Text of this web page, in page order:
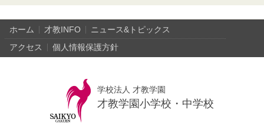
ホーム 才教INFO
ニュース&トピックス
アクセス
個人情報保護方針
学校法人 才教学園
才教学園小学校・中学校